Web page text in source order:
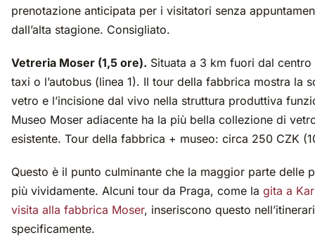
prenotazione anticipata per i visitatori senza
dall’alta stagione. Consigliato.
Vetreria Moser (1,5 ore). Situata a 3 km fuori dal
taxi o l’autobus (linea 1). Il tour della fabbrica mostra la
vetro e l’incisione dal vivo nella struttura produttiva
Museo Moser adiacente ha la più bella collezione di
esistente. Tour della fabbrica + museo: circa 250 CZK
Questo è il punto culminante che la maggior parte delle
più vividamente. Alcuni tour da Praga, come la gita a
visita alla fabbrica Moser, inseriscono questo
specificamente.